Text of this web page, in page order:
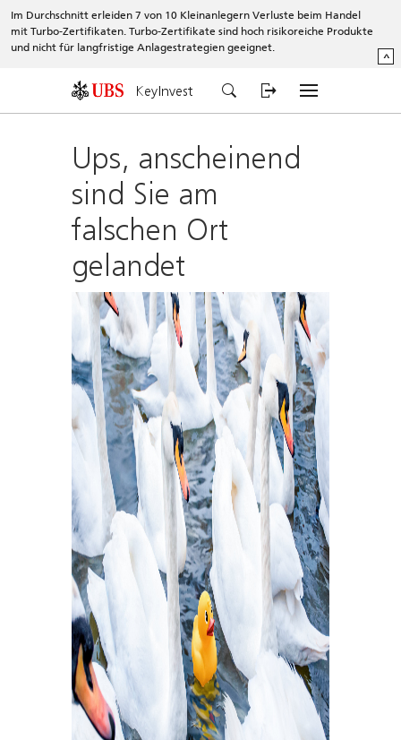
Im Durchschnitt erleiden 7 von 10 Kleinanlegern Verluste beim Handel
mit Turbo-Zertifikaten. Turbo-Zertifikate sind hoch risikoreiche Produkte
und nicht für langfristige Anlagestrategien geeignet.
^
KeyInvest
Ups, anscheinend
sind Sie am
falschen Ort
gelandet